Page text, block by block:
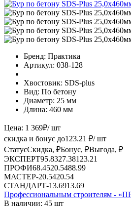
Бренд: Практика
Артикул: 038-128
Хвостовик: SDS-plus
Вид: По бетону
Диаметр: 25 мм
Длина: 460 мм
Цена: 1 369₽/ шт
скидка и бонус до123.21 ₽/ шт
СтатусСкидка, ₽Бонус, ₽Выгода, ₽
ЭКСПЕРТ95.8327.38123.21
ПРОФИ68.4520.5488.99
МАСТЕР-20.5420.54
СТАНДАРТ-13.6913.69
Профессиональным строителям -
В наличии: 45 шт